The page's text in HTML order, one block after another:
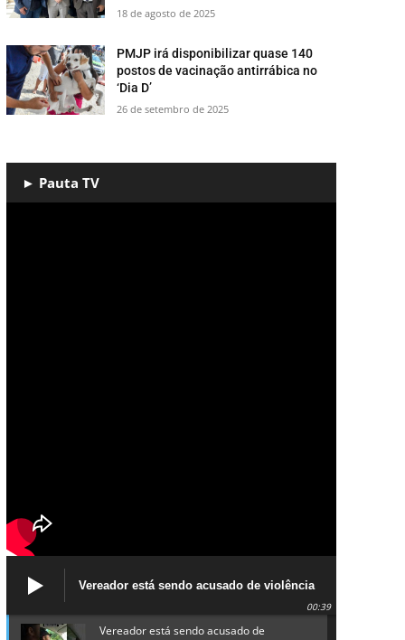
18 de agosto de 2025
PMJP irá disponibilizar quase 140
postos de vacinação antirrábica no
‘Dia D’
26 de setembro de 2025
► Pauta TV
Vereador está sendo acusado de violência
política de gênero contra a prefeita Lucinha
00:39
Vereador está sendo acusado de